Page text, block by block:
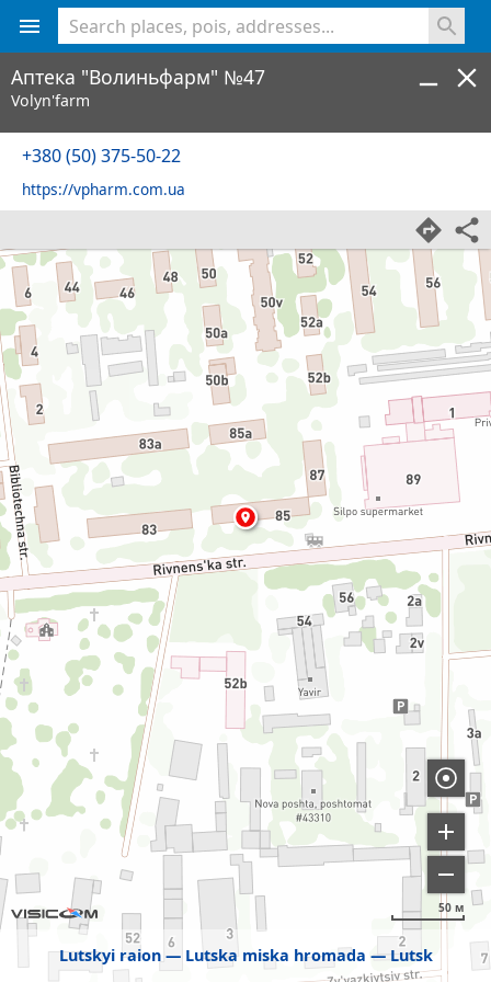
Lutskyi raion Lutska miska hromada Lutsk
50 м
Аптека "Волиньфарм" №47
Volyn'farm
+380 (50) 375-50-22
https://vpharm.com.ua
<% console.log(hcard) %>